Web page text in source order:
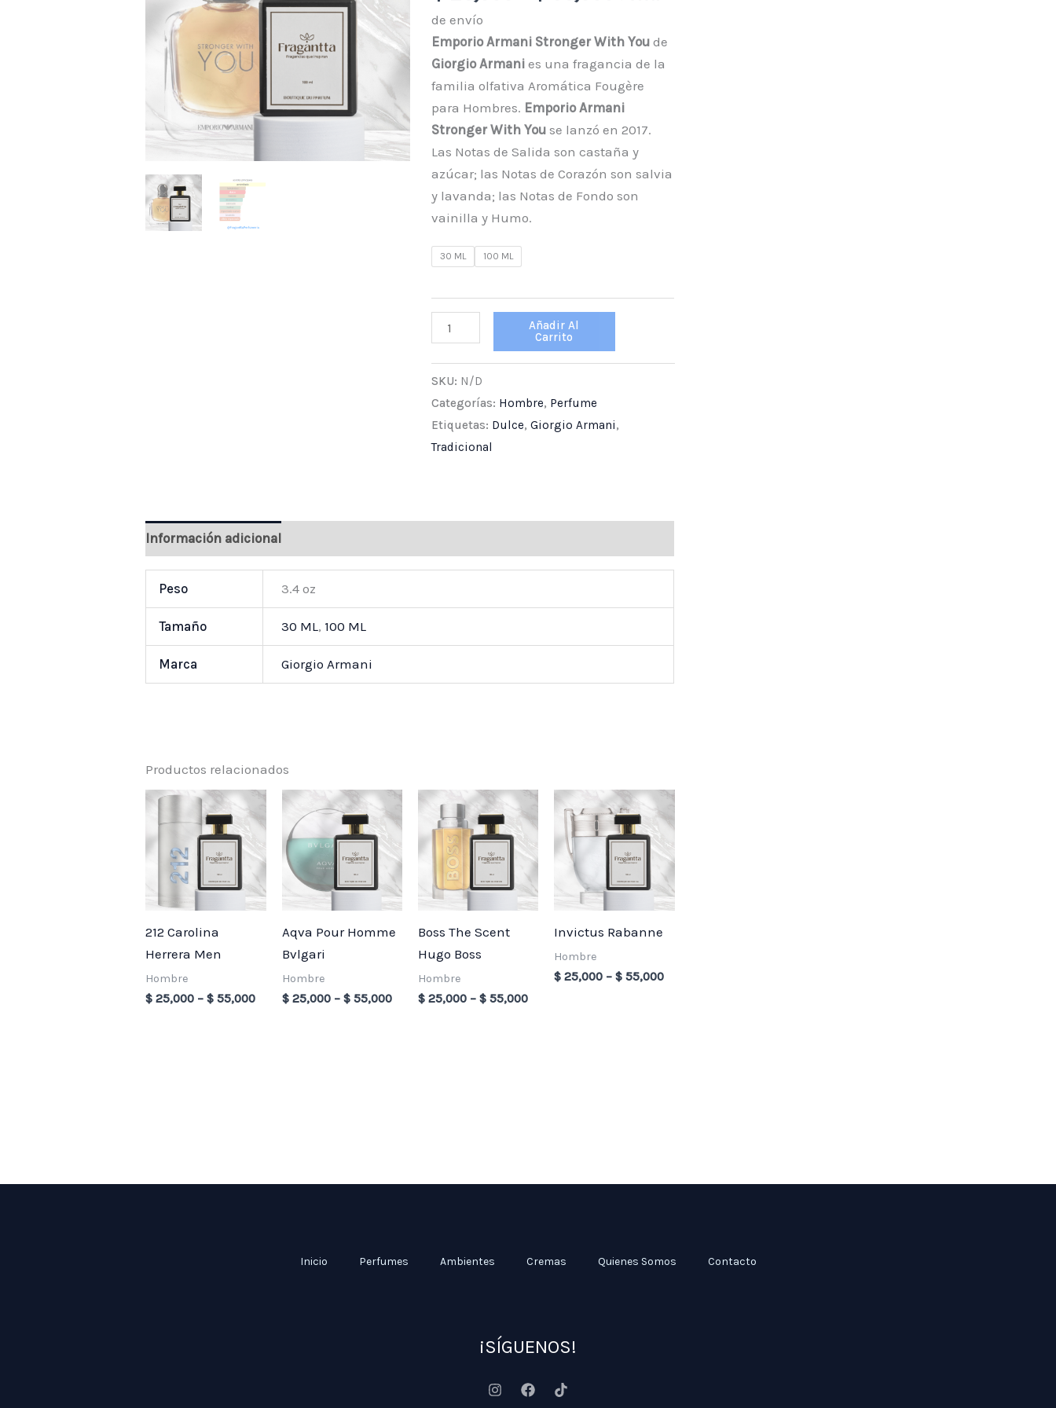
de envío
Emporio Armani Stronger With Youde
Giorgio Armanies una fragancia de la
familia olfativa Aromática Fougère
para Hombres. Emporio Armani
Stronger With Youse lanzó en 2017.
Las Notas de Salida son castaña y
azúcar; las Notas de Corazón son salvia
y lavanda; las Notas de Fondo son
vainilla y Humo.
30 ML 100 ML
cantidad
Añadir Al
Carrito
SKU: N/D
Categorías: Hombre, Perfume
Etiquetas: Dulce, Giorgio Armani,
Tradicional
Información adicional
Peso 3.4 oz
Tamaño 30 ML, 100 ML
Marca Giorgio Armani
Productos relacionados
212 Carolina
Herrera Men
Hombre
$ 25,000 – $ 55,000
Price
$ 25,000
through
$ 55,000
Aqva Pour Homme
Bvlgari
Hombre
$25,000 – $55,000
Price
$ 25,000
$ 55,000
Boss The Scent
Hugo Boss
Hombre
$ 25,000 – $ 55,000
Price
$ 25,000
through
$ 55,000
Invictus Rabanne
Hombre
$ 25,000 – $ 55,000
Price
$ 25,000
$ 55,000
Inicio Perfumes Ambientes Cremas Quienes Somos Contacto
¡SÍGUENOS!